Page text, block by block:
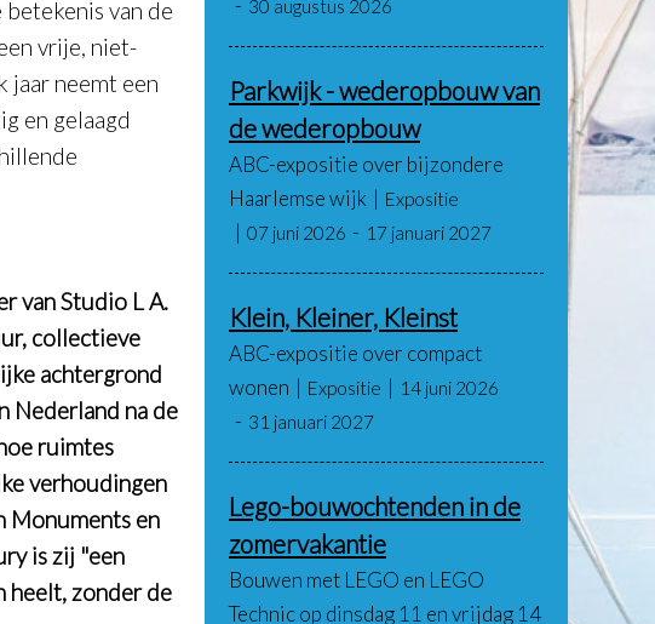
van de
vrije, niet-
neemt een
en gelaagd
van Studio L A.
collectieve
achtergrond
Nederland na de
ruimtes
verhoudingen
Monuments en
is zij "een
heelt, zonder de
30 augustus 2026
Parkwijk - wederopbouw van
de wederopbouw
ABC-expositie over bijzondere
Haarlemse wijk
Expositie
07 juni 2026
17 januari 2027
Klein, Kleiner, Kleinst
ABC-expositie over compact
wonen
Expositie
14 juni 2026
31 januari 2027
Lego-bouwochtenden in de
zomervakantie
Bouwen met LEGO en LEGO
Technic op dinsdag 11 en vrijdag 14